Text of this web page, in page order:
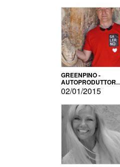
GREENPINO -
AUTOPRODUTTORE
PER AMORE
02/01/2015